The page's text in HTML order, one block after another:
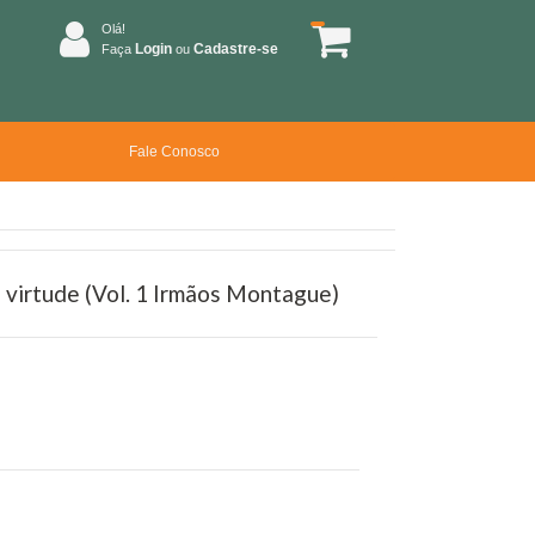
Olá!
Faça Login ou Cadastre-se
Fale Conosco
(Vol. 1 Irmãos Montague)